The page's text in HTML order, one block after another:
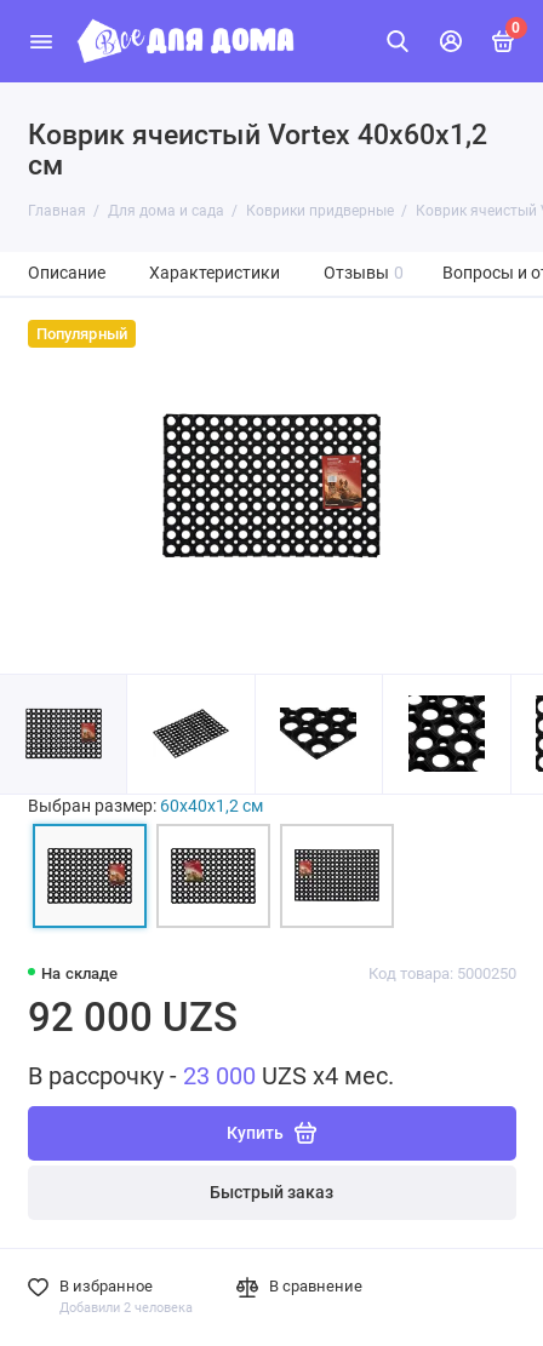
0
Коврик ячеистый Vortex 40х60х1,2
см
Главная Для дома и сада Коврики придверные Коврик ячеистый
Описание Характеристики Отзывы 0 Вопросы и
Популярный
На складе Код товара: 5000250
92 000 UZS
В рассрочку - 23 000 UZS x4 мес.
Купить
Быстрый заказ
В избранное
Добавили 2 человека
В сравнение
Выбран размер: 60х40х1,2 см